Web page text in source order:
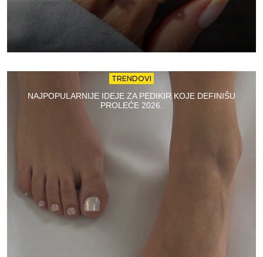
TRENDOVI
NAJPOPULARNIJE IDEJE ZA PEDIKIR KOJE DEFINIŠU
PROLEĆE 2026.